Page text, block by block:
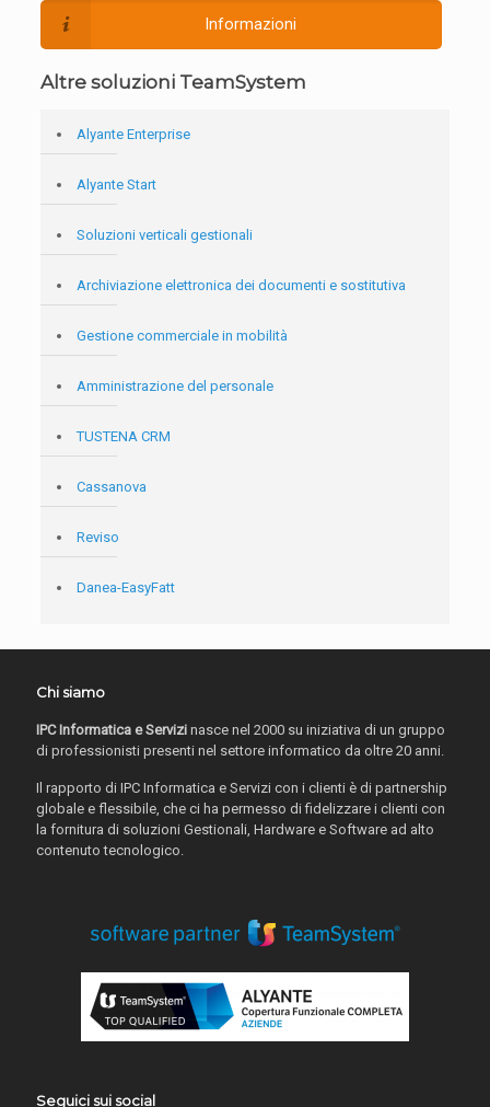
Informazioni
Altre soluzioni TeamSystem
Alyante Enterprise
Alyante Start
Soluzioni verticali gestionali
Archiviazione elettronica dei documenti e sostitutiva
Gestione commerciale in mobilità
Amministrazione del personale
TUSTENA CRM
Cassanova
Reviso
Danea-EasyFatt
Chi siamo
IPC Informatica e Servizi nasce nel 2000 su iniziativa di un gruppo
di professionisti presenti nel settore informatico da oltre 20 anni.
Il rapporto di IPC Informatica e Servizi con i clienti è di partnership
globale e flessibile, che ci ha permesso di fidelizzare i clienti con
la fornitura di soluzioni Gestionali, Hardware e Software ad alto
contenuto tecnologico.
Seguici sui social